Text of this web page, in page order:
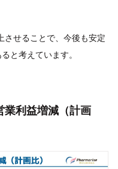
させることで、今後も安定
と考えています。
業利益増減（計画